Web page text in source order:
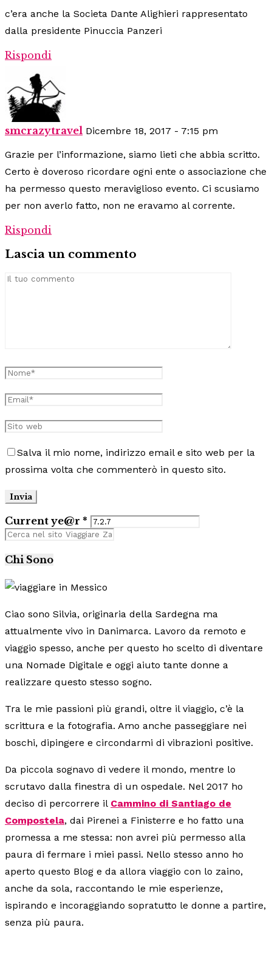
c’era anche la Societa Dante Alighieri rappresentato
dalla presidente Pinuccia Panzeri
Rispondi
smcrazytravel Dicembre 18, 2017 - 7:15 pm
Grazie per l’informazione, siamo lieti che abbia scritto.
Certo è doveroso ricordare ogni ente o associazione che
ha permesso questo meraviglioso evento. Ci scusiamo
per non averlo fatto, non ne eravamo al corrente.
Rispondi
Lascia un commento
Salva il mio nome, indirizzo email e sito web per la
prossima volta che commenterò in questo sito.
Current ye@r *
Chi Sono
Ciao sono Silvia, originaria della Sardegna ma
attualmente vivo in Danimarca. Lavoro da remoto e
viaggio spesso, anche per questo ho scelto di diventare
una Nomade Digitale e oggi aiuto tante donne a
realizzare questo stesso sogno.
Tra le mie passioni più grandi, oltre il viaggio, c’è la
scrittura e la fotografia. Amo anche passeggiare nei
boschi, dipingere e circondarmi di vibrazioni positive.
Da piccola sognavo di vedere il mondo, mentre lo
scrutavo dalla finestra di un ospedale. Nel 2017 ho
deciso di percorrere il Cammino di Santiago de
Compostela, dai Pirenei a Finisterre e ho fatto una
promessa a me stessa: non avrei più permesso alla
paura di fermare i miei passi. Nello stesso anno ho
aperto questo Blog e da allora viaggio con lo zaino,
anche da sola, raccontando le mie esperienze,
ispirando e incoraggiando sopratutto le donne a partire,
senza più paura.